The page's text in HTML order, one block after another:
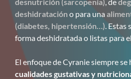
deshidratación o para una
(diabetes, hipertensión…). Estas
forma deshidratada o listas para
El enfoque de Cyranie siempre se
cualidades gustativas y